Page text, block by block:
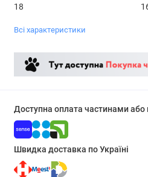
18
Всі характеристики
Доступна оплата частинами або
Швидка доставка по Україні